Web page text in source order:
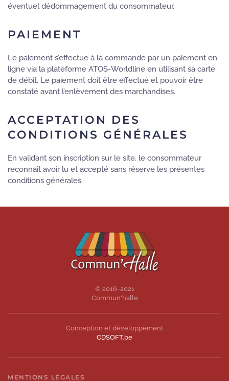
éventuel dédommagement du consommateur.
PAIEMENT
Le paiement s’effectue à la commande par un paiement en
ligne via la plateforme ATOS-Worldline en utilisant sa carte
de débit. Le paiement doit être effectué et pouvoir être
constaté avant l’enlèvement des marchandises.
ACCEPTATION DES
CONDITIONS GÉNÉRALES
En validant son inscription sur le site, le consommateur
reconnaît avoir lu et accepté sans réserve les présentes
conditions générales.
© 2016-2021
Commun'halle
Conception et développement
CDSOFT.be
MENTIONS LÉGALES